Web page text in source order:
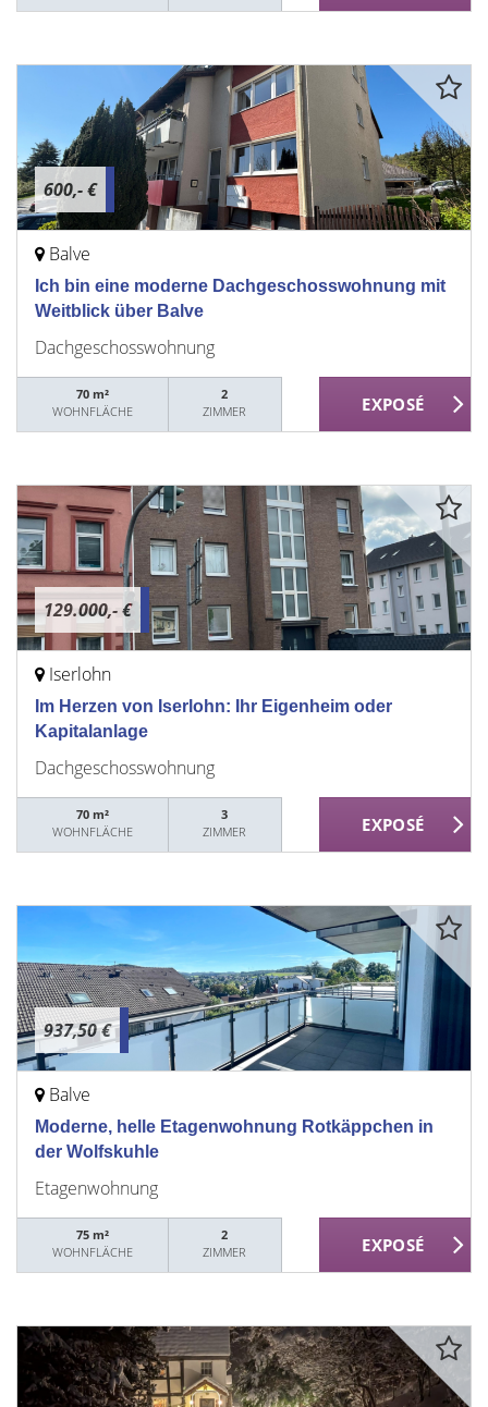
600,- €
Balve
Ich bin eine moderne Dachgeschosswohnung mit
Weitblick über Balve
Dachgeschosswohnung
70 m²
WOHNFLÄCHE
2
ZIMMER
129.000,- €
Iserlohn
Im Herzen von Iserlohn: Ihr Eigenheim oder
Kapitalanlage
Dachgeschosswohnung
70 m²
WOHNFLÄCHE
3
ZIMMER
937,50 €
Balve
Moderne, helle Etagenwohnung Rotkäppchen in
der Wolfskuhle
Etagenwohnung
75 m²
WOHNFLÄCHE
2
ZIMMER